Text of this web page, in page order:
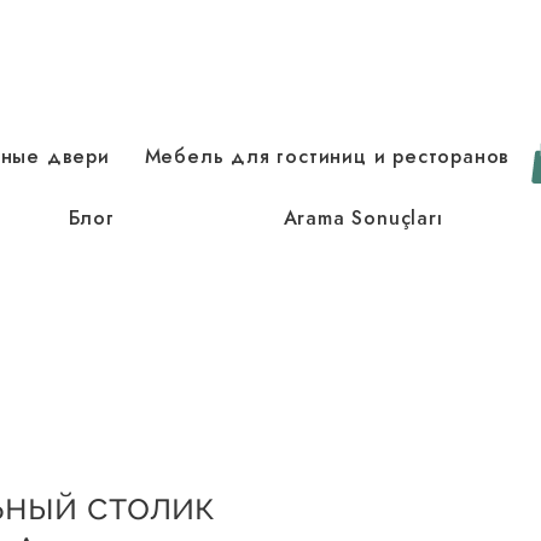
двери Мебель для гостиниц и ресторанов
Блог Arama Sonuçları
столик